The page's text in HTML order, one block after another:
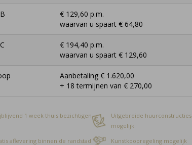
€ 129,60 p.m.
waarvan u spaart € 64,80
€ 194,40 p.m.
waarvan u spaart € 129,60
Aanbetaling € 1.620,00
+ 18 termijnen van € 270,00
1 week thuis bezichtigen
Uitgebreide huurconstructies
mogelijk
aflevering binnen de randstad
Kunstkoopregeling mogelijk